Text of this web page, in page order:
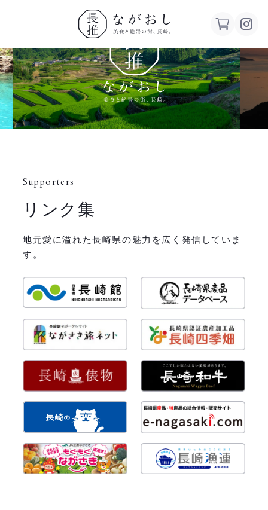
ながお
し 美食
と絶景の
Supporters
リンク集
地元愛に溢れた長崎県の魅力を広く発信していま
す。